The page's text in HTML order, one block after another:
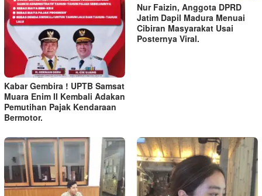
Kabar Gembira ! UPTB Samsat
Muara Enim II Kembali Adakan
Pemutihan Pajak Kendaraan
Bermotor.
Nur Faizin, Anggota DPRD
Jatim Dapil Madura Menuai
Cibiran Masyarakat Usai
Posternya Viral.